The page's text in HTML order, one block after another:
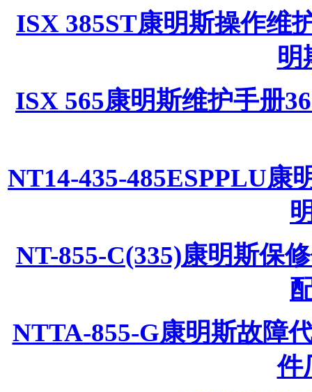
ISX 385ST康明斯操作维
明
ISX 565康明斯维护手册
NT14-435-485ESPPLU康
NT-855-C(335)康明斯保
NTTA-855-G康明斯故障
件